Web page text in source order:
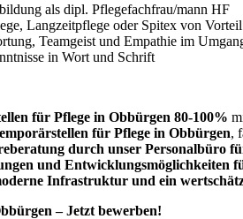
als dipl. Pflegefachfrau/mann HF
Langzeitpflege oder Spitex von Vorteil
Teamgeist und Empathie im
in Wort und Schrift
für Pflege in Obbürgen 80-100%
für Pflege in Obbürgen,
durch unser Personalbüro
und Entwicklungsmöglichkeiten
Infrastruktur und ein
– Jetzt bewerben!